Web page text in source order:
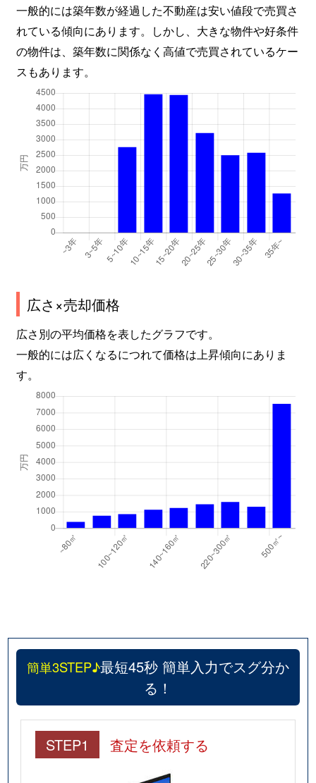
一般的には築年数が経過した不動産は安い値段で売買さ
れている傾向にあります。しかし、大きな物件や好条件
の物件は、築年数に関係なく高値で売買されているケー
スもあります。
広さ×売却価格
広さ別の平均価格を表したグラフです。
一般的には広くなるにつれて価格は上昇傾向にありま
す。
簡単3STEP♪最短45秒 簡単入力でスグ分か
る！
STEP1 査定を依頼する